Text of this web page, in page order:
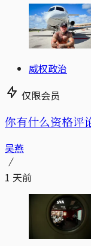
威权政治
仅限会员
你有什么资格评
吴燕
1 天前